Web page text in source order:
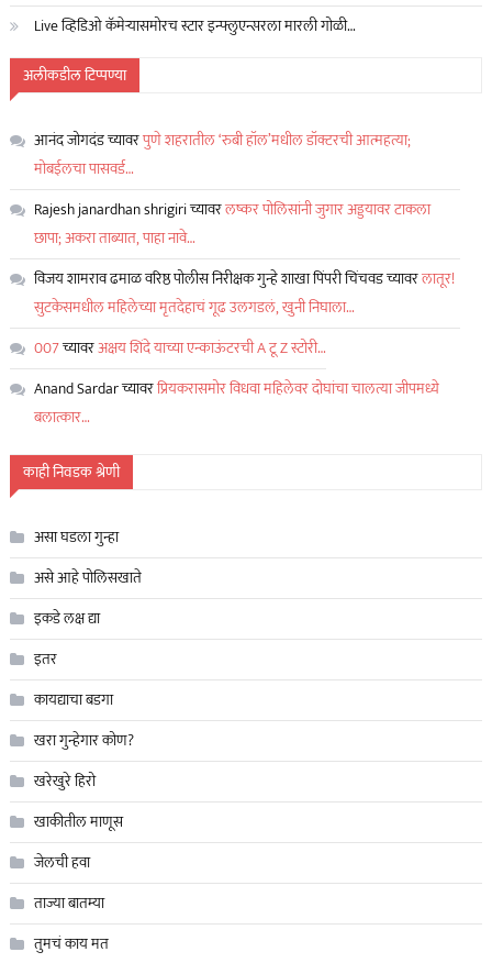
Live व्हिडिओ कॅमेऱ्यासमोरच स्टार इन्फ्लुएन्सरला मारली गोळी…
अलीकडील टिप्पण्या
आनंद जोगदंडच्यावरपुणे शहरातील ‘रुबी हॉल’मधील डॉक्टरची आत्महत्या;
मोबईलचा पासवर्ड…
Rajesh janardhan shrigiriच्यावरलष्कर पोलिसांनी जुगार अड्डयावर टाकला
छापा; अकरा ताब्यात, पाहा नावे…
विजय शामराव ढमाळ वरिष्ठ पोलीस निरीक्षक गुन्हे शाखा पिंपरी चिंचवडच्यावरलातूर!
सुटकेसमधील महिलेच्या मृतदेहाचं गूढ उलगडलं, खुनी निघाला…
007च्यावरअक्षय शिंदे याच्या एन्काऊंटरची A टू Z स्टोरी…
Anand Sardarच्यावरप्रियकरासमोर विधवा महिलेवर दोघांचा चालत्या जीपमध्ये
बलात्कार…
काही निवडक श्रेणी
असा घडला गुन्हा
असे आहे पोलिसखाते
इकडे लक्ष द्या
इतर
कायद्याचा बडगा
खरा गुन्हेगार कोण?
खरेखुरे हिरो
खाकीतील माणूस
जेलची हवा
ताज्या बातम्या
तुमचं काय मत